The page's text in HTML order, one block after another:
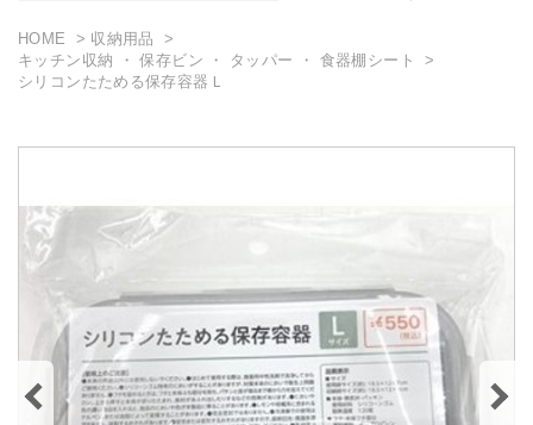
HOME
収納用品
キッチン収納 ・ 保存ビン ・ タッパー ・ 食器棚シート
シリコンたためる保存容器Ｌ